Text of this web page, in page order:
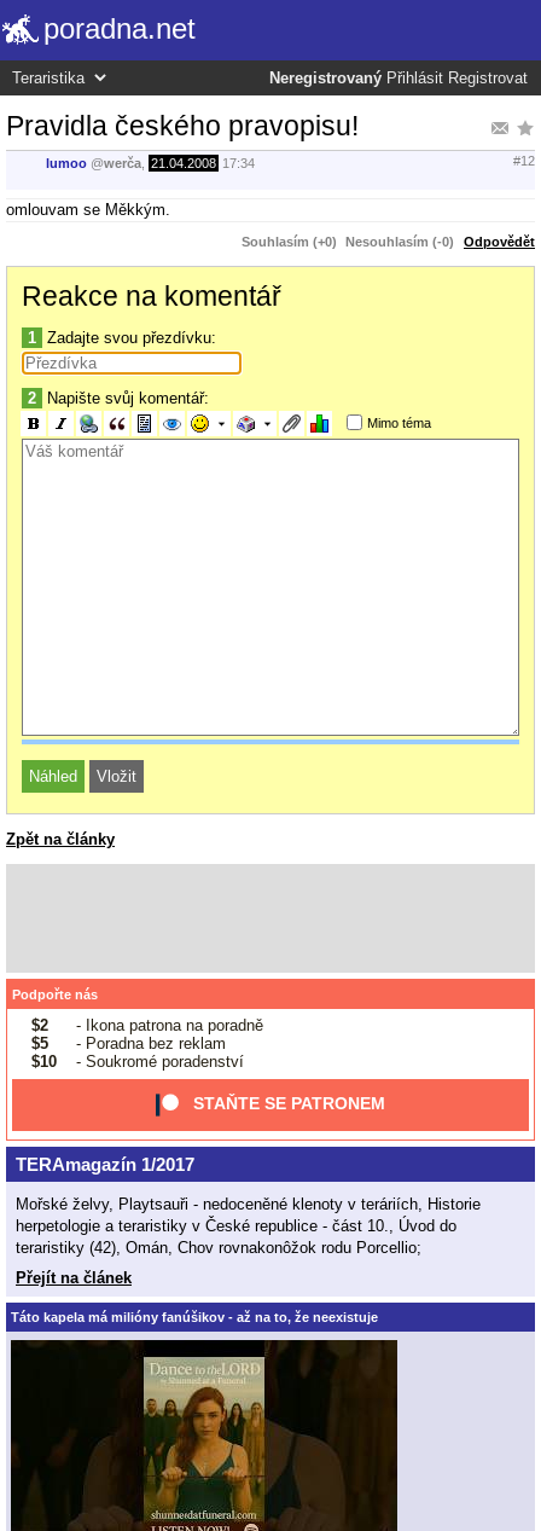
poradna.net
Neregistrovaný Přihlásit Registrovat
Pravidla českého pravopisu!
lumoo @werča 21.04.2008 17:34 #12
omlouvam se Měkkým.
Souhlasím (+0) Nesouhlasím (-0) Odpovědět
Reakce na komentář
1 Zadajte svou přezdívku:
2 Napište svůj komentář:
Mimo téma
Zpět na články
Podpořte nás
$2
- Ikona patrona na poradně
$5
- Poradna bez reklam
$10
- Soukromé poradenství
STAŇTE SE PATRONEM
TERAmagazín 1/2017
Mořské želvy, Playtsauři - nedoceněné klenoty v teráriích, Historie
herpetologie a teraristiky v České republice - část 10., Úvod do
teraristiky (42), Omán, Chov rovnakonôžok rodu Porcellio;
Přejít na článek
Táto kapela má milióny fanúšikov - až na to, že neexistuje